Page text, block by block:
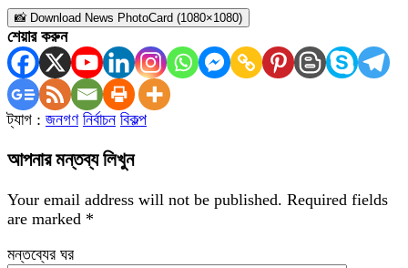
📸 Download News PhotoCard (1080×1080)
শেয়ার করুন
ট্যাগ : জনগণ নির্বাচন বিকল্প
আপনার মন্তব্য লিখুন
Your email address will not be published. Required fields
are marked *
মন্তব্যের ঘর